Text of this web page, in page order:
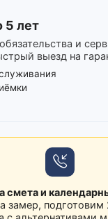
5 лет
и
выезд на
смета и
замер, подготовим